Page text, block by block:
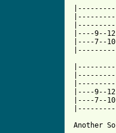
|----9--
|----7--
|----9--
|----7--
Another